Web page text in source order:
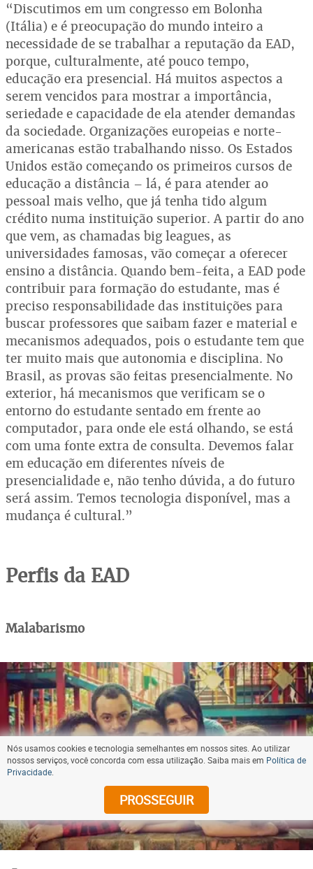
“Discutimos em um congresso em Bolonha
(Itália) e é preocupação do mundo inteiro a
necessidade de se trabalhar a reputação da EAD,
porque, culturalmente, até pouco tempo,
educação era presencial. Há muitos aspectos a
serem vencidos para mostrar a importância,
seriedade e capacidade de ela atender demandas
da sociedade. Organizações europeias e norte-
americanas estão trabalhando nisso. Os Estados
Unidos estão começando os primeiros cursos de
educação a distância – lá, é para atender ao
pessoal mais velho, que já tenha tido algum
crédito numa instituição superior. A partir do ano
que vem, as chamadas big leagues, as
universidades famosas, vão começar a oferecer
ensino a distância. Quando bem-feita, a EAD pode
contribuir para formação do estudante, mas é
preciso responsabilidade das instituições para
buscar professores que saibam fazer e material e
mecanismos adequados, pois o estudante tem que
ter muito mais que autonomia e disciplina. No
Brasil, as provas são feitas presencialmente. No
exterior, há mecanismos que verificam se o
entorno do estudante sentado em frente ao
computador, para onde ele está olhando, se está
com uma fonte extra de consulta. Devemos falar
em educação em diferentes níveis de
presencialidade e, não tenho dúvida, a do futuro
será assim. Temos tecnologia disponível, mas a
mudança é cultural.”
Perfis da EAD
Malabarismo
Nós usamos cookies e tecnologia semelhantes em nossos sites. Ao utilizar
nossos serviços, você concorda com essa utilização. Saiba mais em Política de
Privacidade
PROSSEGUIR